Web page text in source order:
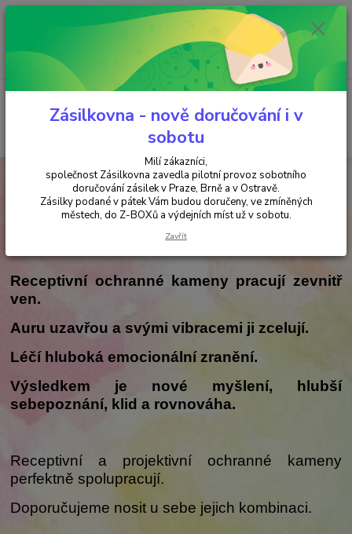
Minimální hodnota objednávky je 200 kč. Při nákupu nad 2000,- Kč je
požadována platba předem na účet.
Menu
+420 737 737 037
(Po-Pá, 9-18 hod.)
za
KAMENY a MINERÁLY OCHRANNÉ KAMENY
RECEPTIVNÍ –
VNITŘNÍ OCHRANA
RECEPTIVNÍ – VNITŘNÍ
Receptivní ochranné kameny pracují zevnitř
ven.
Auru uzavřou a svými vibracemi ji zcelují.
Léčí hluboká emocionální zranění.
Výsledkem je nové myšlení, hlubší
sebepoznání, klid a rovnováha.
Receptivní a projektivní ochranné kameny
perfektně spolupracují.
Doporučujeme nosit u sebe jejich kombinaci.
Zásilkovna - nově doručování i v
sobotu
Milí zákazníci,
společnost Zásilkovna zavedla pilotní provoz sobotního
doručování zásilek v Praze, Brně a v Ostravě.
Zásilky podané v pátek Vám budou doručeny, ve zmíněných
městech, do Z-BOXů a výdejních míst už v sobotu.
Zavřít